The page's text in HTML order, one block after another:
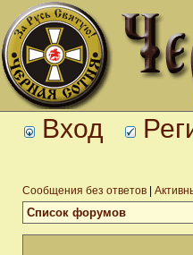
Вход
Сообщения без ответов
Список форумов